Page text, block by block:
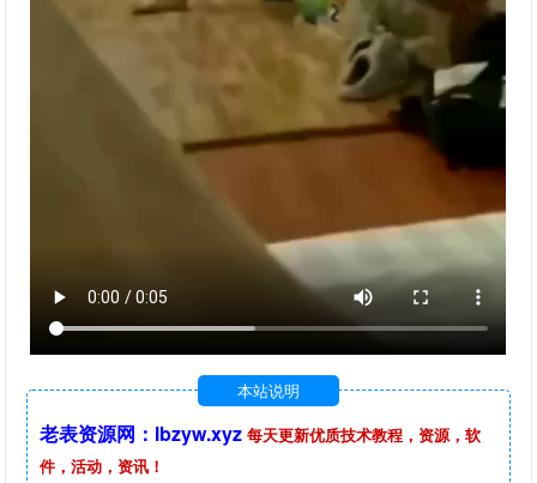
本站说明
老表资源网：lbzyw.xyz 每天更新优质技术教程，资源，软
件，活动，资讯！